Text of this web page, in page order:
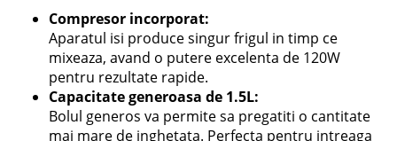
Compresor incorporat:
Aparatul isi produce singur frigul in timp ce
mixeaza, avand o putere excelenta de 120W
pentru rezultate rapide.
Capacitate generoasa de 1.5L:
Bolul generos va permite sa pregatiti o cantitate
mai mare de inghetata. Perfecta pentru intreaga